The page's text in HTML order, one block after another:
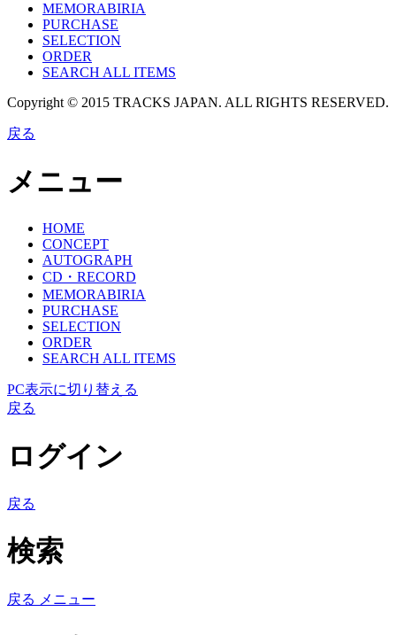
MEMORABIRIA
PURCHASE
SELECTION
ORDER
SEARCH ALL ITEMS
Copyright © 2015 TRACKS JAPAN. ALL RIGHTS RESERVED.
戻る
メニュー
HOME
CONCEPT
AUTOGRAPH
CD・RECORD
MEMORABIRIA
PURCHASE
SELECTION
ORDER
SEARCH ALL ITEMS
PC表示に切り替える
戻る
ログイン
戻る
検索
戻る メニュー